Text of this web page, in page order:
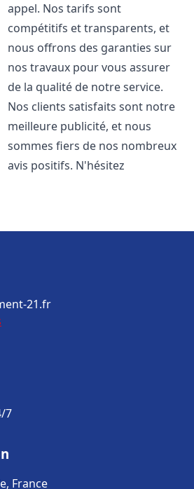
appel. Nos tarifs sont
compétitifs et transparents, et
nous offrons des garanties sur
nos travaux pour vous assurer
de la qualité de notre service.
Nos clients satisfaits sont notre
meilleure publicité, et nous
sommes fiers de nos nombreux
avis positifs. N'hésitez
21.fr
7
France